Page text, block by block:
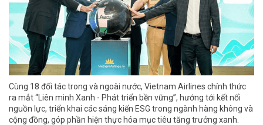
Cùng 18 đối tác trong và ngoài nước, Vietnam Airlines chính thức
ra mắt “Liên minh Xanh - Phát triển bền vững”, hướng tới kết nối
nguồn lực, triển khai các sáng kiến ESG trong ngành hàng không và
cộng đồng, góp phần hiện thực hóa mục tiêu tăng trưởng xanh.